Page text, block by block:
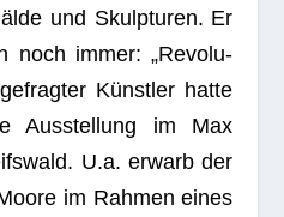
und Skulp­tu­ren. Er
noch immer: „Revo­lu­
Künst­ler hatte
Aus­stel­lung im Max
U.a. erwarb der
im Rah­men eines